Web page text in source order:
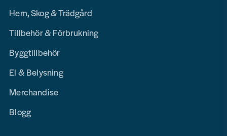
Hem, Skog & Trädgård
Tillbehör & Förbrukning
Byggtillbehör
El & Belysning
Merchandise
Blogg